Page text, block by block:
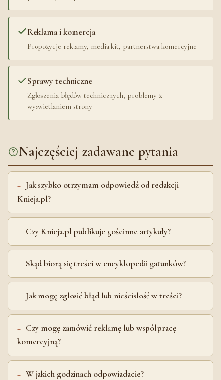
Reklama i komercja
Propozycje reklamy, media kit, partnerstwa komercyjne
Sprawy techniczne
Zgłoszenia błędów technicznych, problemy z
wyświetlaniem strony
Najczęściej zadawane pytania
Jak szybko otrzymam odpowiedź od redakcji
Knieja.pl?
Czy Knieja.pl publikuje gościnne artykuły?
Skąd biorą się treści w encyklopedii gatunków?
Jak mogę zgłosić błąd lub nieścisłość w treści?
Czy mogę zamówić reklamę lub współpracę
komercyjną?
W jakich godzinach odpowiadacie?